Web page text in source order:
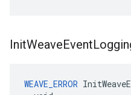
InitWeaveEvent
WEAVE_ERROR